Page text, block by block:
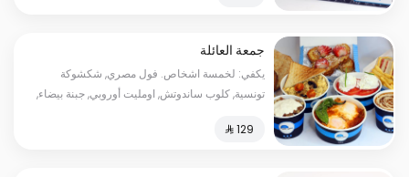
جمعة العائلة
يكفي: لخمسة اشخاص. فول مصري, شكشوكة
تونسية, كلوب ساندوتش, اومليت أوروبي, جبنة بيضاء,
تميس جبنة, تميس بر, توست. السعرات الحرارية: